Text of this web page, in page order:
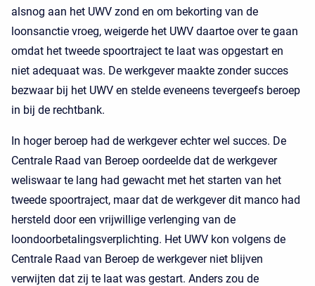
alsnog aan het UWV zond en om bekorting van de
loonsanctie vroeg, weigerde het UWV daartoe over te gaan
omdat het tweede spoortraject te laat was opgestart en
niet adequaat was. De werkgever maakte zonder succes
bezwaar bij het UWV en stelde eveneens tevergeefs beroep
in bij de rechtbank.
In hoger beroep had de werkgever echter wel succes. De
Centrale Raad van Beroep oordeelde dat de werkgever
weliswaar te lang had gewacht met het starten van het
tweede spoortraject, maar dat de werkgever dit manco had
hersteld door een vrijwillige verlenging van de
loondoorbetalingsverplichting. Het UWV kon volgens de
Centrale Raad van Beroep de werkgever niet blijven
verwijten dat zij te laat was gestart. Anders zou de